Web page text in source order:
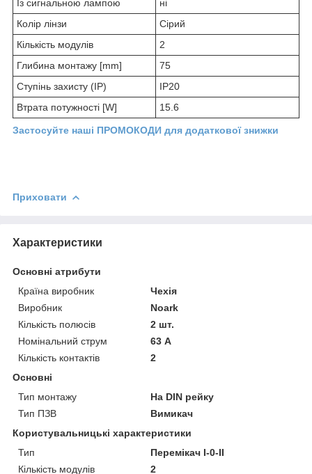
Із сигнальною лампою
ні
Колір лінзи
Сірий
Кількість модулів
2
Глибина монтажу [mm]
75
Ступінь захисту (IP)
IP20
Втрата потужності [W]
15.6
Застосуйте наші ПРОМОКОДИ для додаткової знижки
Приховати
Характеристики
Основні атрибути
Країна виробник
Чехія
Виробник
Noark
Кількість полюсів
2 шт.
Номінальний струм
63 А
Кількість контактів
2
Основні
Тип монтажу
На DIN рейку
Тип ПЗВ
Вимикач
Користувальницькі характеристики
Тип
Перемікач I-0-II
Кількість модулів
2